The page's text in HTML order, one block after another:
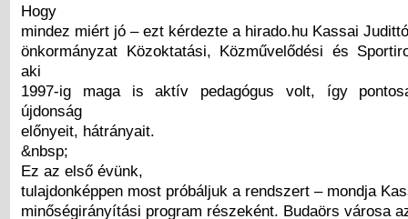
Hogy
mindez miért jó – ezt kérdezte a hirado.hu Kassai
önkormányzat Közoktatási, Közművelődési és
aki
1997-ig maga is aktív pedagógus volt, így
újdonság
előnyeit, hátrányait.
&nbsp;
Ez az első évünk,
tulajdonképpen most próbáljuk a rendszert – mondja
minőségirányítási program részeként. Budaörs városa